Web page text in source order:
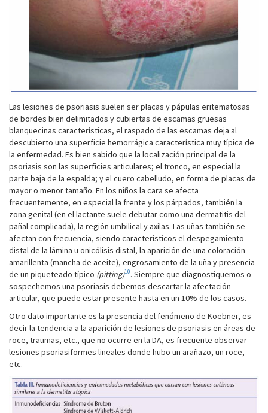
Las lesiones de psoriasis suelen ser placas y pápulas eritematosas
de bordes bien delimitados y cubiertas de escamas gruesas
blanquecinas características, el raspado de las escamas deja al
descubierto una superficie hemorrágica característica muy típica de
la enfermedad. Es bien sabido que la localización principal de la
psoriasis son las superficies articulares; el tronco, en especial la
parte baja de la espalda; y el cuero cabelludo, en forma de placas de
mayor o menor tamaño. En los niños la cara se afecta
frecuentemente, en especial la frente y los párpados, también la
zona genital (en el lactante suele debutar como una dermatitis del
pañal complicada), la región umbilical y axilas. Las uñas también se
afectan con frecuencia, siendo característicos el despegamiento
distal de la lámina u onicólisis distal, la aparición de una coloración
amarillenta (mancha de aceite), engrosamiento de la uña y presencia
de un piqueteado típico (pitting)10. Siempre que diagnostiquemos o
sospechemos una psoriasis debemos descartar la afectación
articular, que puede estar presente hasta en un 10% de los casos.
Otro dato importante es la presencia del fenómeno de Koebner, es
decir la tendencia a la aparición de lesiones de psoriasis en áreas de
roce, traumas, etc., que no ocurre en la DA, es frecuente observar
lesiones psoriasiformes lineales donde hubo un arañazo, un roce,
etc.